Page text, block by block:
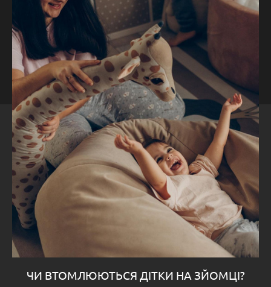
ЧИ ВТОМЛЮЮТЬСЯ ДІТКИ НА ЗЙОМЦІ?